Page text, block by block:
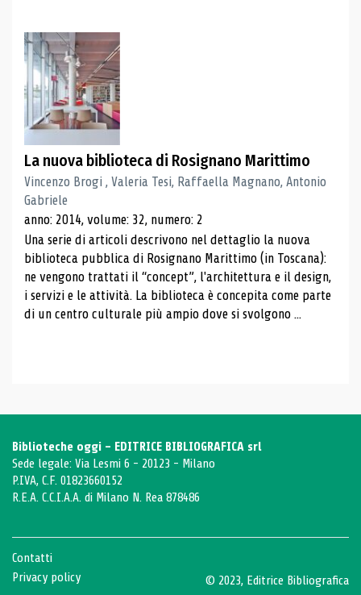
La nuova biblioteca di Rosignano Marittimo
Vincenzo Brogi , Valeria Tesi, Raffaella Magnano, Antonio
Gabriele
anno: 2014, volume: 32, numero: 2
Una serie di articoli descrivono nel dettaglio la nuova
biblioteca pubblica di Rosignano Marittimo (in Toscana):
ne vengono trattati il ​​“concept”, l'architettura e il design,
i servizi e le attività. La biblioteca è concepita come parte
di un centro culturale più ampio dove si svolgono ...
Biblioteche oggi - EDITRICE BIBLIOGRAFICA srl
Sede legale: Via Lesmi 6 - 20123 - Milano
P.IVA, C.F. 01823660152
R.E.A. C.C.I.A.A. di Milano N. Rea 878486
Contatti
Privacy policy
© 2023, Editrice Bibliografica